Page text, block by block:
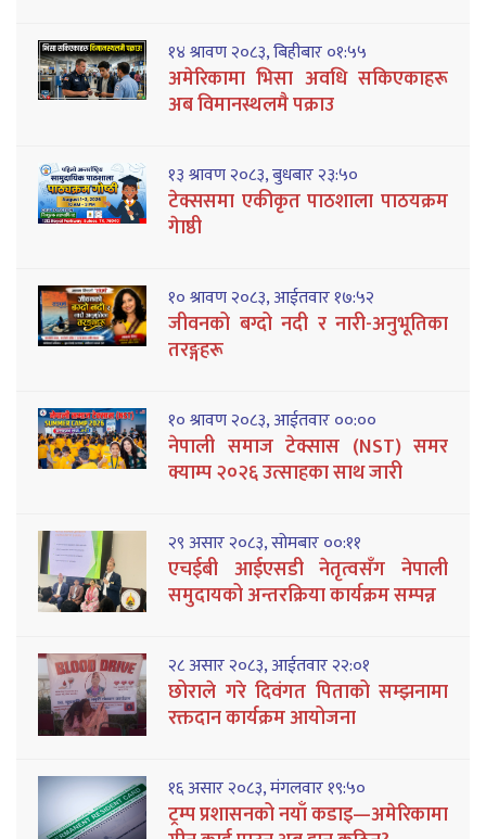
१४ श्रावण २०८३, बिहीबार ०१:५५
अमेरिकामा भिसा अवधि सकिएकाहरू
अब विमानस्थलमै पक्राउ
१३ श्रावण २०८३, बुधबार २३:५०
टेक्ससमा एकीकृत पाठशाला पाठयक्रम
गेाष्ठी
१० श्रावण २०८३, आईतवार १७:५२
जीवनको बग्दो नदी र नारी-अनुभूतिका
तरङ्गहरू
१० श्रावण २०८३, आईतवार ००:००
नेपाली समाज टेक्सास (NST) समर
क्याम्प २०२६ उत्साहका साथ जारी
२९ असार २०८३, सोमबार ००:११
एचईबी आईएसडी नेतृत्वसँग नेपाली
समुदायको अन्तरक्रिया कार्यक्रम सम्पन्न
२८ असार २०८३, आईतवार २२:०१
छोराले गरे दिवंगत पिताको सम्झनामा
रक्तदान कार्यक्रम आयोजना
१६ असार २०८३, मंगलवार १९:५०
ट्रम्प प्रशासनको नयाँ कडाइ—अमेरिकामा